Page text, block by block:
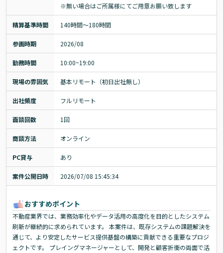
※無い場合はご所属様にてご用意お願い致します
精算基準時間 140時間〜180時間
参画時期 2026/08
勤務時間 10:00~19:00
現場の雰囲気 基本リモート（初日出社無し）
出社頻度 フルリモート
面談回数 1回
商談方法 オンライン
PC貸与 あり
案件公開日時 2026/07/08 15:45:34
おすすめポイント
不動産業界では、業務効率化やデータ活用の高度化を目的としたシステム
刷新が継続的に求められています。 本案件は、既存システムの課題解決を
通じて、より安定したサービス提供基盤の構築に貢献できる重要なプロジ
ェクトです。 プレイングマネージャーとして、開発と顧客折衝の両面で活